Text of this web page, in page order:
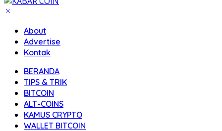
About
Advertise
Kontak
BERANDA
TIPS & TRIK
BITCOIN
ALT-COINS
KAMUS CRYPTO
WALLET BITCOIN